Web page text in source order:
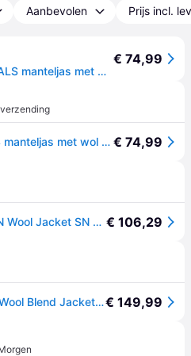
Aanbevolen Prijs incl.
JACK & JONES ESSENTIALS manteljas met wol beige
€ 74,99
JACK & JONES ESSENTIALS manteljas met wol beige € 74,99
JACK&JONES JJEHARRISON Wool Jacket SN Jacket, Greige, L, grijsbeige, L € 106,29
Jack and Jones Jjeharrison Wool Blend Jacket Sn€ 149,99